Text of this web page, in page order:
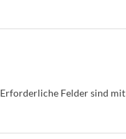
Erforderliche Felder sind mit